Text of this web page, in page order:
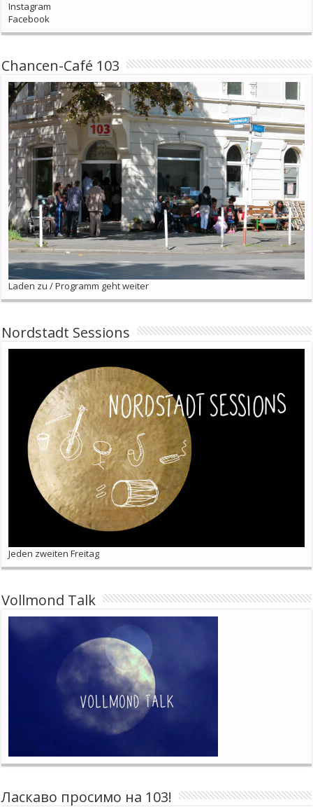
Instagram
Facebook
Chancen-Café 103
Laden zu / Programm geht weiter
Nordstadt Sessions
Jeden zweiten Freitag
Vollmond Talk
Ласкаво просимо на 103!